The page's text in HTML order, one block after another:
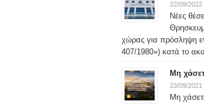
22/09/2022
Νέες
χώρας για πρόσληψη
407/1980») κατά το
Μη
23/09/2021
Μη